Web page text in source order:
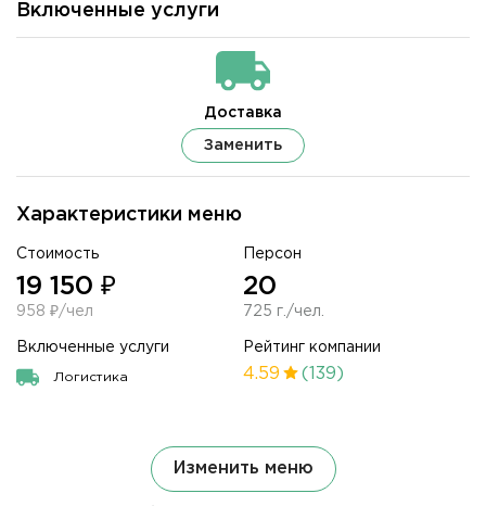
Характеристики меню
Стоимость
19 150 ₽
958 ₽/чел
Персон
20
725 г./чел.
Включенные услуги
Логистика
Рейтинг компании
4.59 (139)
Изменить меню
Включенные услуги
Доставка
Заменить